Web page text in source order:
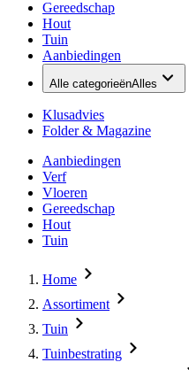
Gereedschap
Hout
Tuin
Aanbiedingen
Alle categorieënAlles
Klusadvies
Folder & Magazine
Aanbiedingen
Verf
Vloeren
Gereedschap
Hout
Tuin
Home
Assortiment
Tuin
Tuinbestrating